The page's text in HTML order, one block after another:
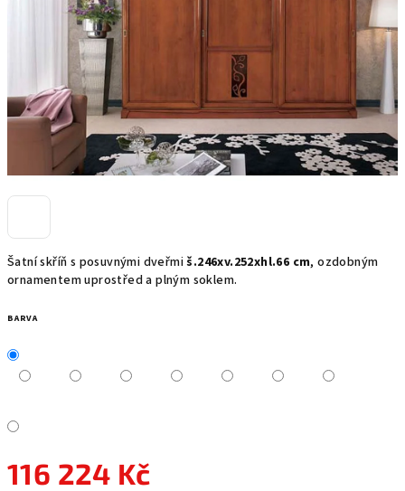
Šatní skříň s posuvnými dveřmiš.246xv.252xhl.66 cm, ozdobným
ornamentem uprostřed a plným soklem.
BARVA
116 224 Kč